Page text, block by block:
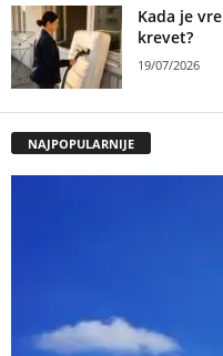
Kada je
krevet?
19/07/2026
NAJPOPULARNIJE